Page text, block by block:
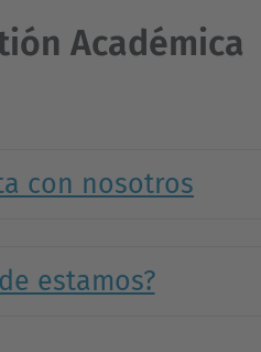
Académica
con nosotros
estamos?